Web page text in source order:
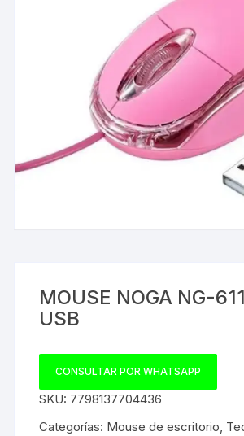
MOUSE NOGA NG-
USB
CONSULTAR POR WHATSAPP
SKU: 7798137704436
Categorías: Mouse de escritorio,